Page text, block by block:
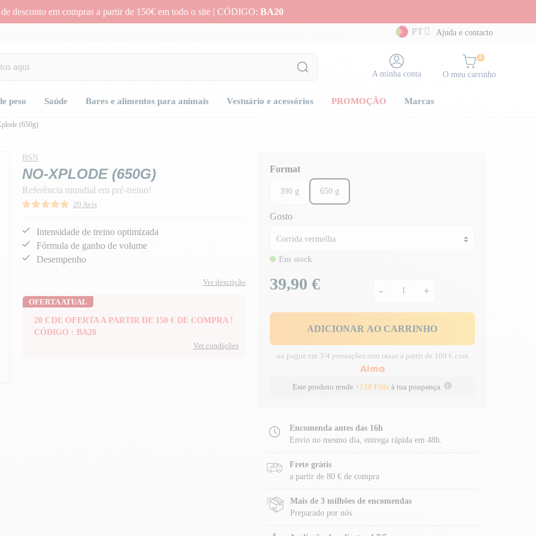
desconto em compras a partir de 150€ em todo o site | CÓDIGO: BA20
PT
Ajuda e contacto
A minha conta
0
O meu carrinho
peso Saúde Bares e alimentos para animais Vestuário e acessórios PROMOÇÃO Marcas
(650g)
BSN
NO-XPLODE (650G)
Referência mundial em pré-treino!
20 Avis
Intensidade de treino optimizada
Fórmula de ganho de volume
Desempenho
Ver descrição
OFERTA ATUAL
20 € DE OFERTA A PARTIR DE 150 € DE COMPRA !
CÓDIGO : BA20
Ver condições
Format
390 g 650 g
Gosto
Em stock
Preço
39,90 € - +
ADICIONAR AO CARRINHO
ou pague em 3/4 prestações sem taxas a partir de 100 € com
Este produto rende +120 Fitiz à tua poupança.
Encomenda antes das 16h
Envio no mesmo dia, entrega rápida em 48h.
Frete grátis
a partir de 80 € de compra
Mais de 3 milhões de encomendas
Preparado por nós